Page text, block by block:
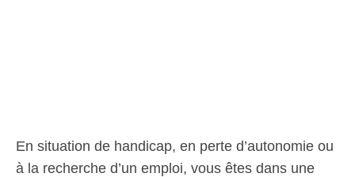
En situation de handicap, en perte d’autonomie ou
à la recherche d’un emploi, vous êtes dans une